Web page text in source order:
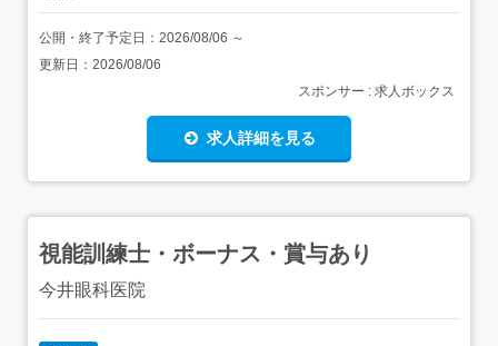
公開・終了予定日： 2026/08/06 ～
更新日： 2026/08/06
スポンサー : 求人ボックス
求人詳細を見る
視能訓練士・ボーナス・賞与あり
今井眼科医院